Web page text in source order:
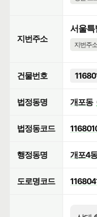
지번주소
서울특
지번주
건물번호
법정동명 개포동
법정동코드
행정동명 개포4
도로명코드